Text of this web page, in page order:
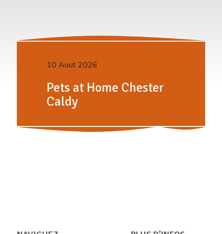
10 Aout 2026
Pets at Home Chester
Caldy